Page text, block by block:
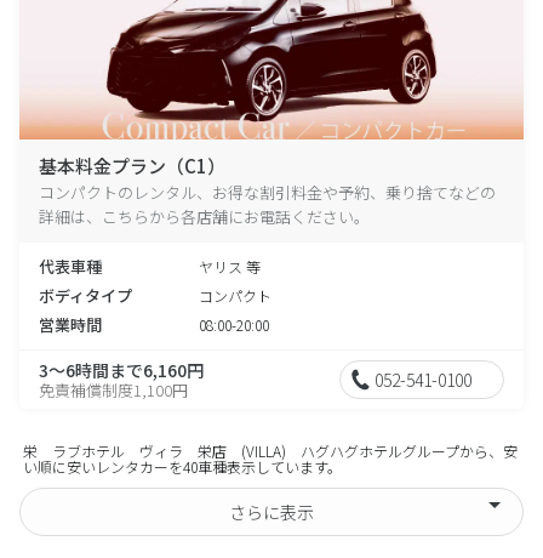
基本料金プラン（C1）
コンパクトのレンタル、お得な割引料金や予約、乗り捨てなどの
詳細は、こちらから各店舗にお電話ください。
代表車種 ヤリス 等
ボディタイプ コンパクト
営業時間 08:00-20:00
3～6時間まで6,160円
免責補償制度1,100円 052-541-0100
栄 ラブホテル ヴィラ 栄店 (VILLA) ハグハグホテルグループから、安
い順に安いレンタカーを40車種表示しています。
さらに表示